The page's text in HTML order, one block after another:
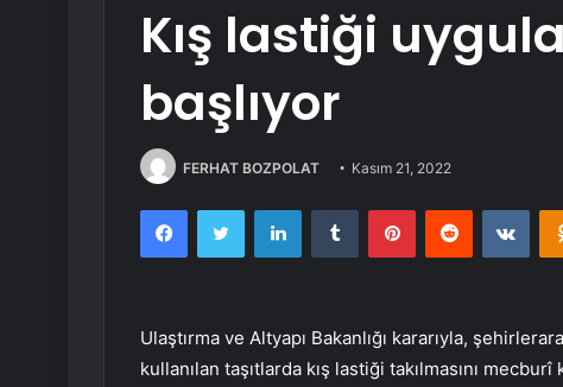
Kış lastiği
başlıyor
FERHAT BOZPOLAT Kasım 21, 2022
FacebookTwitter LinkedInTumblr PinterestReddit
Ulaştırma ve Altyapı Bakanlığı kararıyla,
kullanılan taşıtlarda kış lastiği takılmasını